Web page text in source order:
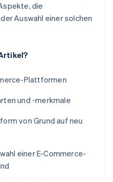
die
Auswahl einer solchen
Plattformen
und -merkmale
von Grund auf neu
einer E-Commerce-